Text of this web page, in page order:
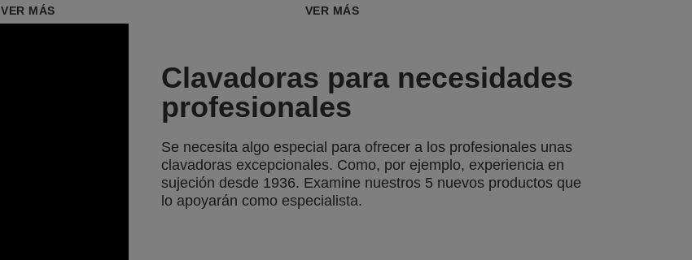
VER MÁS VER MÁS
Clavadoras para necesidades
profesionales
Se necesita algo especial para ofrecer a los profesionales unas
clavadoras excepcionales. Como, por ejemplo, experiencia en
sujeción desde 1936. Examine nuestros 5 nuevos productos que
lo apoyarán como especialista.